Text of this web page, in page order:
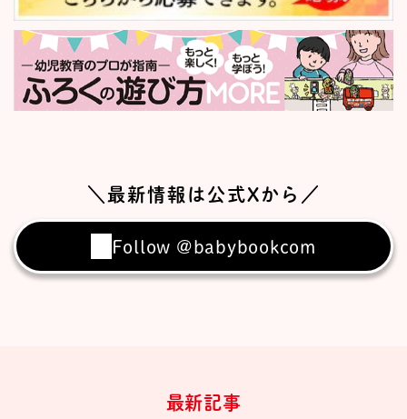
＼最新情報は公式Xから／
Follow @babybookcom
最新記事